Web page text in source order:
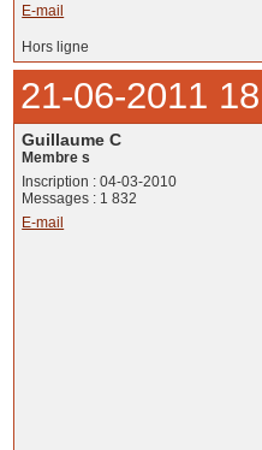
E-mail
Hors ligne
21-06-2011
Guillaume C
Membre s
Inscription : 04-03-2010
Messages : 1 832
E-mail